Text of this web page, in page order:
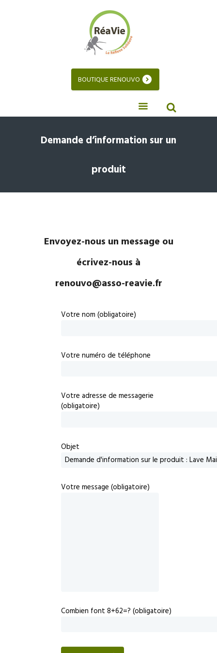
BOUTIQUE RENOUVO
Demande d’information sur un
produit
Envoyez-nous un message ou
écrivez-nous à
renouvo@asso-reavie.fr
Votre nom (obligatoire)
Votre numéro de téléphone
Votre adresse de messagerie
(obligatoire)
Objet
Votre message (obligatoire)
Combien font 8+62=? (obligatoire)